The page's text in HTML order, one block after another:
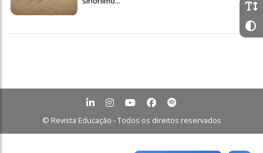
© Revista Educação - Todos os direitos reservados